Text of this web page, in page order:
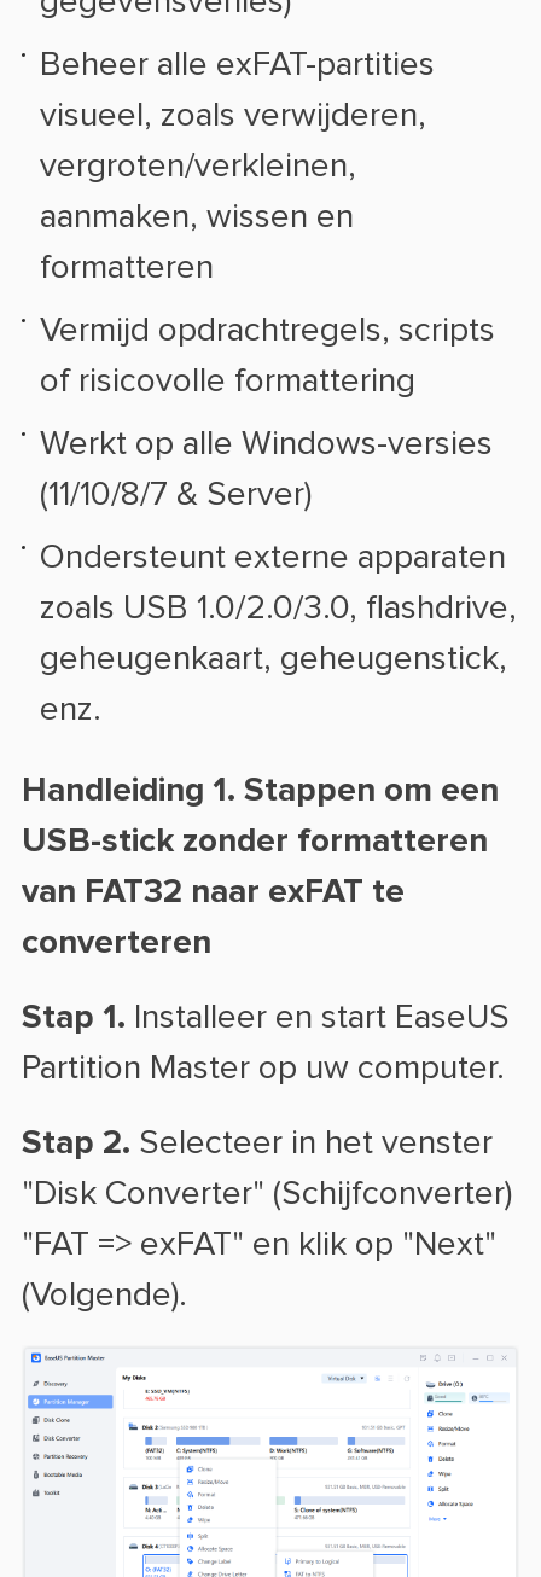
Beheer alle exFAT-partities
visueel, zoals verwijderen,
vergroten/verkleinen,
aanmaken, wissen en
formatteren
Vermijd opdrachtregels, scripts
of risicovolle formattering
Werkt op alle Windows-versies
(11/10/8/7 & Server)
Ondersteunt externe apparaten
zoals USB 1.0/2.0/3.0, flashdrive,
geheugenkaart, geheugenstick,
enz.
Handleiding 1. Stappen om een
USB-stick zonder formatteren
van FAT32 naar exFAT te
converteren
Stap 1. Installeer en start EaseUS
Partition Master op uw computer.
Stap 2. Selecteer in het venster
"Disk Converter" (Schijfconverter)
"FAT => exFAT" en klik op "Next"
(Volgende).